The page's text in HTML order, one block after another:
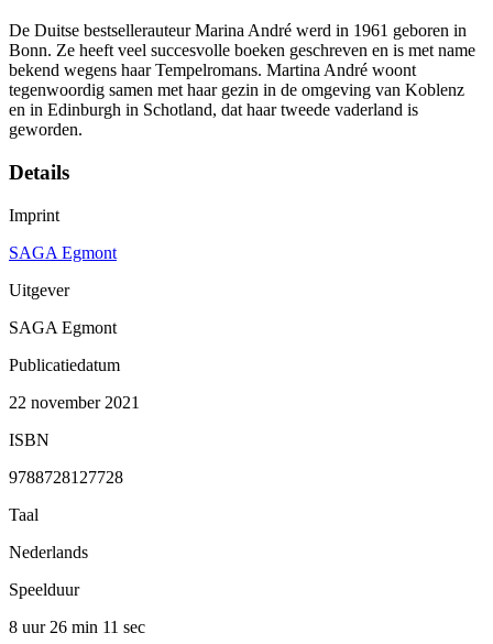
De Duitse bestsellerauteur Marina André werd in 1961 geboren in
Bonn. Ze heeft veel succesvolle boeken geschreven en is met name
bekend wegens haar Tempelromans. Martina André woont
tegenwoordig samen met haar gezin in de omgeving van Koblenz
en in Edinburgh in Schotland, dat haar tweede vaderland is
geworden.
Details
Imprint
SAGA Egmont
Uitgever
SAGA Egmont
Publicatiedatum
22 november 2021
ISBN
9788728127728
Taal
Nederlands
Speelduur
8 uur 26 min 11 sec